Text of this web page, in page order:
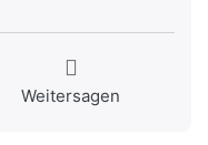
Weitersagen